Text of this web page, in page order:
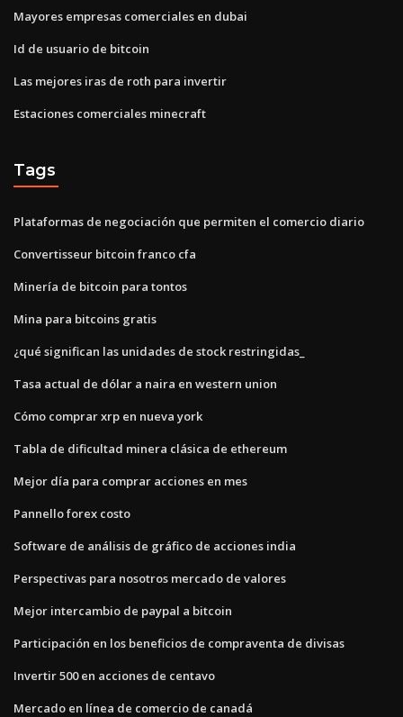
Mayores empresas comerciales en dubai
Id de usuario de bitcoin
Las mejores iras de roth para invertir
Estaciones comerciales minecraft
Tags
Plataformas de negociación que permiten el comercio diario
Convertisseur bitcoin franco cfa
Minería de bitcoin para tontos
Mina para bitcoins gratis
¿qué significan las unidades de stock restringidas_
Tasa actual de dólar a naira en western union
Cómo comprar xrp en nueva york
Tabla de dificultad minera clásica de ethereum
Mejor día para comprar acciones en mes
Pannello forex costo
Software de análisis de gráfico de acciones india
Perspectivas para nosotros mercado de valores
Mejor intercambio de paypal a bitcoin
Participación en los beneficios de compraventa de divisas
Invertir 500 en acciones de centavo
Mercado en línea de comercio de canadá